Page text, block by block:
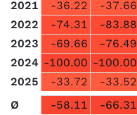
2021
-36.22
-37.66
2022
-74.31 -83.88
2023
-69.66 -76.49
2024 -100.00 -100.00
2025
-33.72 -33.52
Ø
-58.11 -66.31